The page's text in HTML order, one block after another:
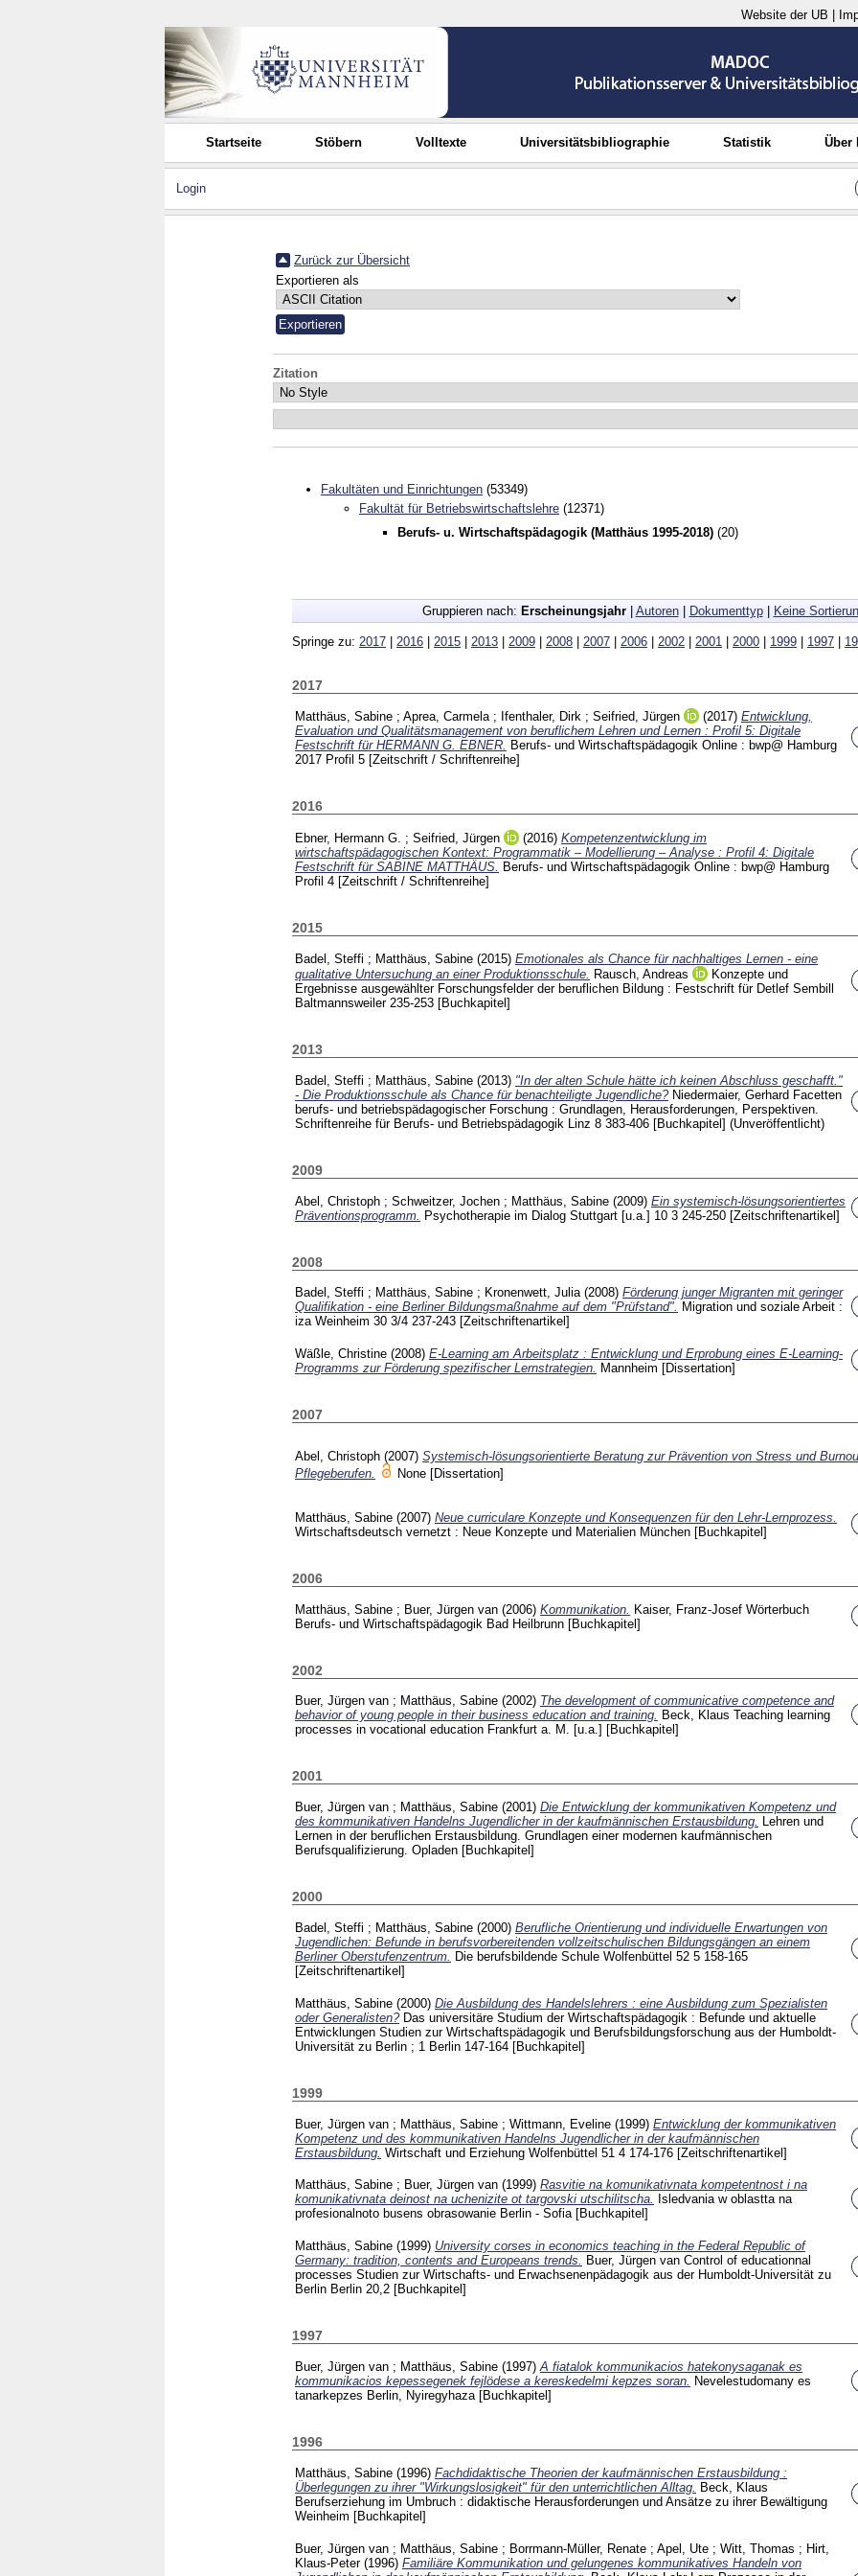
Website der UB
Startseite Stöbern Volltexte Universitätsbibliographie Statistik Über
Login
Zurück zur Übersicht
Exportieren als
Zitation
Fakultäten und Einrichtungen (53349)
Fakultät für Betriebswirtschaftslehre (12371)
Berufs- u. Wirtschaftspädagogik (Matthäus 1995-2018) (20)
Gruppieren nach: Erscheinungsjahr| Autoren| Dokumenttyp| Keine
Springe zu: 2017 | 2016 | 2015 | 2013 | 2009 | 2008 | 2007 | 2006 | 2002 | 2001 | 2000 | 1999 | 1997 |
2017
Matthäus, Sabine ; Aprea, Carmela; Ifenthaler, Dirk ; Seifried, Jürgen (2017) Entwicklung,
Evaluation und Qualitätsmanagement von beruflichem Lehren und Lernen : Profil 5: Digitale
Festschrift für HERMANN G. EBNER. Berufs- und Wirtschaftspädagogik Online : bwp@ Hamburg
2017 Profil 5 [Zeitschrift / Schriftenreihe]
2016
Ebner, Hermann G. ; Seifried, Jürgen (2016) Kompetenzentwicklung im
wirtschaftspädagogischen Kontext: Programmatik – Modellierung – Analyse : Profil 4: Digitale
Festschrift für SABINE MATTHÄUS. Berufs- und Wirtschaftspädagogik Online : bwp@ Hamburg
Profil 4 [Zeitschrift / Schriftenreihe]
2015
Badel, Steffi ; Matthäus, Sabine (2015) Emotionales als Chance für nachhaltiges Lernen - eine
qualitative Untersuchung an einer Produktionsschule.
Rausch, Andreas
Konzepte und
Ergebnisse ausgewählter Forschungsfelder der beruflichen Bildung : Festschrift für Detlef Sembill
Baltmannsweiler 235-253 [Buchkapitel]
2013
Badel, Steffi ; Matthäus, Sabine (2013) "In der alten Schule hätte ich keinen Abschluss geschafft."
- Die Produktionsschule als Chance für benachteiligte Jugendliche? Niedermaier, Gerhard Facetten
berufs- und betriebspädagogischer Forschung : Grundlagen, Herausforderungen, Perspektiven.
Schriftenreihe für Berufs- und Betriebspädagogik Linz 8 383-406 [Buchkapitel] (Unveröffentlicht)
2009
Abel, Christoph ; Schweitzer, Jochen ; Matthäus, Sabine (2009) Ein systemisch-lösungsorientiertes
Präventionsprogramm. Psychotherapie im Dialog Stuttgart [u.a.] 10 3 245-250 [Zeitschriftenartikel]
2008
Badel, Steffi ; Matthäus, Sabine ; Kronenwett, Julia (2008) Förderung junger Migranten mit geringer
Qualifikation - eine Berliner Bildungsmaßnahme auf dem "Prüfstand". Migration und soziale Arbeit :
iza Weinheim 30 3/4 237-243 [Zeitschriftenartikel]
Wäßle, Christine (2008) E-Learning am Arbeitsplatz : Entwicklung und Erprobung eines E-Learning-
Programms zur Förderung spezifischer Lernstrategien. Mannheim [Dissertation]
2007
Abel, Christoph (2007) Systemisch-lösungsorientierte Beratung zur Prävention von Stress und
Pflegeberufen.
None [Dissertation]
Matthäus, Sabine (2007) Neue curriculare Konzepte und Konsequenzen für den Lehr-Lernprozess.
Wirtschaftsdeutsch vernetzt : Neue Konzepte und Materialien München [Buchkapitel]
2006
Matthäus, Sabine ; Buer, Jürgen van (2006) Kommunikation. Kaiser, Franz-Josef Wörterbuch
Berufs- und Wirtschaftspädagogik Bad Heilbrunn [Buchkapitel]
2002
Buer, Jürgen van ; Matthäus, Sabine (2002) The development of communicative competence and
behavior of young people in their business education and training. Beck, Klaus Teaching learning
processes in vocational education Frankfurt a. M. [u.a.] [Buchkapitel]
2001
Buer, Jürgen van ; Matthäus, Sabine (2001) Die Entwicklung der kommunikativen Kompetenz und
des kommunikativen Handelns Jugendlicher in der kaufmännischen Erstausbildung. Lehren und
Lernen in der beruflichen Erstausbildung. Grundlagen einer modernen kaufmännischen
Berufsqualifizierung. Opladen [Buchkapitel]
2000
Badel, Steffi ; Matthäus, Sabine (2000) Berufliche Orientierung und individuelle Erwartungen von
Jugendlichen: Befunde in berufsvorbereitenden vollzeitschulischen Bildungsgängen an einem
Berliner Oberstufenzentrum.
Die berufsbildende Schule Wolfenbüttel 52 5 158-165
[Zeitschriftenartikel]
Matthäus, Sabine (2000) Die Ausbildung des Handelslehrers : eine Ausbildung zum Spezialisten
oder Generalisten? Das universitäre Studium der Wirtschaftspädagogik : Befunde und aktuelle
Entwicklungen Studien zur Wirtschaftspädagogik und Berufsbildungsforschung aus der Humboldt-
Universität zu Berlin ; 1 Berlin 147-164 [Buchkapitel]
1999
Buer, Jürgen van ; Matthäus, Sabine ; Wittmann, Eveline (1999) Entwicklung der kommunikativen
Kompetenz und des kommunikativen Handelns Jugendlicher in der kaufmännischen
Erstausbildung. Wirtschaft und Erziehung Wolfenbüttel 51 4 174-176 [Zeitschriftenartikel]
Matthäus, Sabine ; Buer, Jürgen van (1999) Rasvitie na komunikativnata kompetentnost i na
komunikativnata deinost na uchenizite ot targovski utschilitscha.
Isledvania w oblastta na
profesionalnoto busens obrasowanie Berlin - Sofia [Buchkapitel]
Matthäus, Sabine (1999) University corses in economics teaching in the Federal Republic of
Germany: tradition, contents and Europeans trends. Buer, Jürgen van Control of educationnal
processes Studien zur Wirtschafts- und Erwachsenenpädagogik aus der Humboldt-Universität zu
Berlin Berlin 20,2 [Buchkapitel]
1997
Buer, Jürgen van ; Matthäus, Sabine (1997) A fiatalok kommunikacios hatekonysaganak es
kommunikacios kepessegenek fejlödese a kereskedelmi kepzes soran.
Nevelestudomany es
tanarkepzes Berlin, Nyiregyhaza [Buchkapitel]
1996
Matthäus, Sabine (1996) Fachdidaktische Theorien der kaufmännischen Erstausbildung :
Überlegungen zu ihrer "Wirkungslosigkeit" für den unterrichtlichen Alltag. Beck, Klaus
Berufserziehung im Umbruch : didaktische Herausforderungen und Ansätze zu ihrer Bewältigung
Weinheim [Buchkapitel]
Buer, Jürgen van ; Matthäus, Sabine ; Borrmann-Müller, Renate ; Apel, Ute ; Witt, Thomas ; Hirt,
Klaus-Peter (1996) Familiäre Kommunikation und gelungenes kommunikatives Handeln von